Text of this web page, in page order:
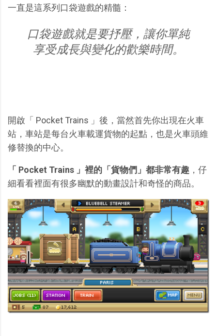
一直是這系列口袋遊戲的精髓：
口袋遊戲就是要抒壓，讓你單純
享受成長與變化的歡樂時間。
開啟「 Pocket Trains 」後，當然首先你出現在火車
站，車站是每台火車載運貨物的起點，也是火車頭維
修替換的中心。
「 Pocket Trains 」裡的「貨物們」都非常有趣 ，仔
細看看裡面有很多幽默的動畫設計和奇怪的商品。